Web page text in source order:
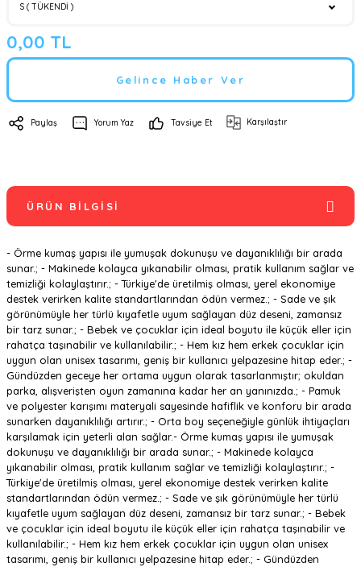
0,00 TL
Gelince Haber Ver
Paylaş Yorum Yaz Tavsiye Et Karşılaştır
ÜRÜN BILGISI
- Örme kumaş yapısı ile yumuşak dokunuşu ve dayanıklılığı bir arada
sunar.; - Makinede kolayca yıkanabilir olması, pratik kullanım sağlar ve
temizliği kolaylaştırır.; - Türkiye'de üretilmiş olması, yerel ekonomiye
destek verirken kalite standartlarından ödün vermez.; - Sade ve şık
görünümüyle her türlü kıyafetle uyum sağlayan düz deseni, zamansız
bir tarz sunar.; - Bebek ve çocuklar için ideal boyutu ile küçük eller için
rahatça taşınabilir ve kullanılabilir.; - Hem kız hem erkek çocuklar için
uygun olan unisex tasarımı, geniş bir kullanıcı yelpazesine hitap eder.; -
Gündüzden geceye her ortama uygun olarak tasarlanmıştır; okuldan
parka, alışverişten oyun zamanına kadar her an yanınızda.; - Pamuk
ve polyester karışımı materyali sayesinde hafiflik ve konforu bir arada
sunarken dayanıklılığı artırır.; - Orta boy seçeneğiyle günlük ihtiyaçları
karşılamak için yeterli alan sağlar.- Örme kumaş yapısı ile yumuşak
dokunuşu ve dayanıklılığı bir arada sunar.; - Makinede kolayca
yıkanabilir olması, pratik kullanım sağlar ve temizliği kolaylaştırır.; -
Türkiye'de üretilmiş olması, yerel ekonomiye destek verirken kalite
standartlarından ödün vermez.; - Sade ve şık görünümüyle her türlü
kıyafetle uyum sağlayan düz deseni, zamansız bir tarz sunar.; - Bebek
ve çocuklar için ideal boyutu ile küçük eller için rahatça taşınabilir ve
kullanılabilir.; - Hem kız hem erkek çocuklar için uygun olan unisex
tasarımı, geniş bir kullanıcı yelpazesine hitap eder.; - Gündüzden